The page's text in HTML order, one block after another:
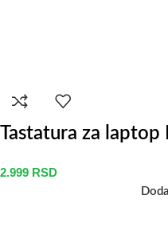
Tastatura za
2.999 RSD